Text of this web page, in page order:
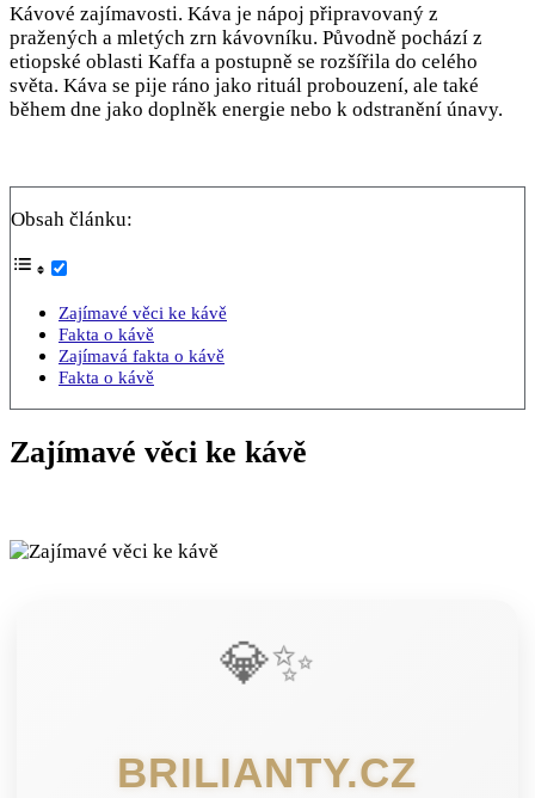
Kávové zajímavosti. Káva je nápoj připravovaný z
pražených a mletých zrn kávovníku. Původně pochází z
etiopské oblasti Kaffa a postupně se rozšířila do celého
světa. Káva se pije ráno jako rituál probouzení, ale také
během dne jako doplněk energie nebo k odstranění únavy.
Obsah článku:
Zajímavé věci ke kávě
Fakta o kávě
Zajímavá fakta o kávě
Fakta o kávě
Zajímavé věci ke kávě
💎✨
BRILIANTY.CZ